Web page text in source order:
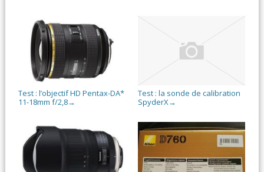
Test : l’objectif HD Pentax-DA*
11-18mm f/2,8→
Test : la sonde de calibration
SpyderX→